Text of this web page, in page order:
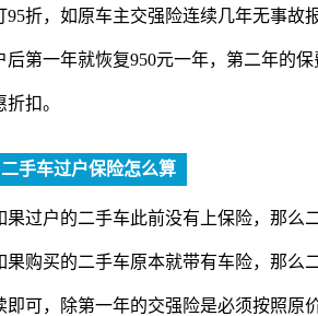
95折，如原车主交强险连续几年无事故
后第一年就恢复950元一年，第二年的
折扣。
二手车过户保险怎么算
果过户的二手车此前没有上保险，那么
果购买的二手车原本就带有车险，那么
即可，除第一年的交强险是必须按照原